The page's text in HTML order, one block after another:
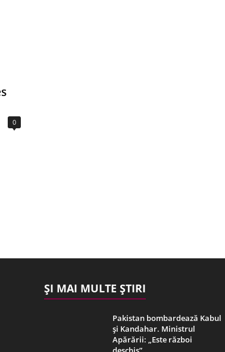
0
ȘI MAI MULTE ȘTIRI
Pakistan bombardează Kabul
și Kandahar. Ministrul
Apărării: „Este război